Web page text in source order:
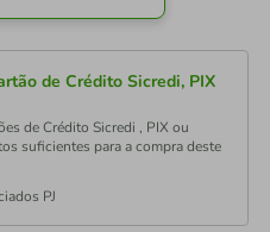
de Crédito Sicredi, PIX
de Crédito Sicredi , PIX ou
suficientes para a compra deste
PJ